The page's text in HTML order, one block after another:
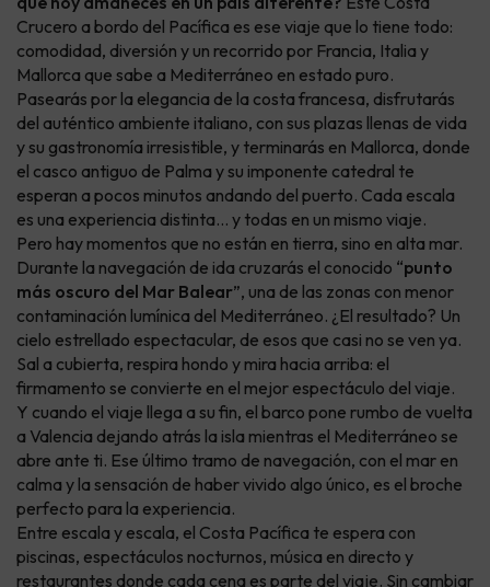
Crucero a bordo del Pacífica es ese viaje que lo tiene todo:
comodidad, diversión y un recorrido por Francia, Italia y
Mallorca que sabe a Mediterráneo en estado puro.
Pasearás por la elegancia de la costa francesa, disfrutarás
del auténtico ambiente italiano, con sus plazas llenas de vida
y su gastronomía irresistible, y terminarás en Mallorca, donde
el casco antiguo de Palma y su imponente catedral te
esperan a pocos minutos andando del puerto. Cada escala
es una experiencia distinta… y todas en un mismo viaje.
Pero hay momentos que no están en tierra, sino en alta mar.
Durante la navegación de ida cruzarás el conocido “punto
más oscuro del Mar Balear”, una de las zonas con menor
contaminación lumínica del Mediterráneo. ¿El resultado? Un
cielo estrellado espectacular, de esos que casi no se ven ya.
Sal a cubierta, respira hondo y mira hacia arriba: el
firmamento se convierte en el mejor espectáculo del viaje.
Y cuando el viaje llega a su fin, el barco pone rumbo de vuelta
a Valencia dejando atrás la isla mientras el Mediterráneo se
abre ante ti. Ese último tramo de navegación, con el mar en
calma y la sensación de haber vivido algo único, es el broche
perfecto para la experiencia.
Entre escala y escala, el Costa Pacífica te espera con
piscinas, espectáculos nocturnos, música en directo y
restaurantes donde cada cena es parte del viaje. Sin cambiar